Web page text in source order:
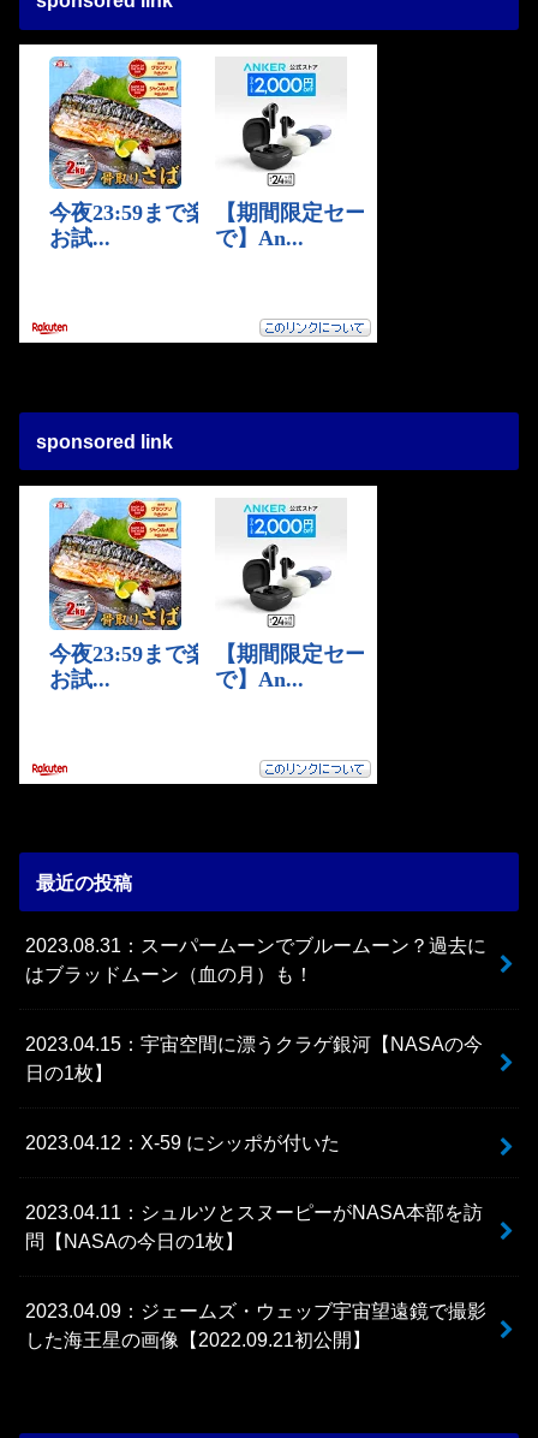
sponsored link
最近の投稿
2023.08.31：スーパームーンでブルームーン？過去に
はブラッドムーン（血の月）も！
2023.04.15：宇宙空間に漂うクラゲ銀河【NASAの今
日の1枚】
2023.04.12：X-59 にシッポが付いた
2023.04.11：シュルツとスヌーピーがNASA本部を訪
問【NASAの今日の1枚】
2023.04.09：ジェームズ・ウェッブ宇宙望遠鏡で撮影
した海王星の画像【2022.09.21初公開】